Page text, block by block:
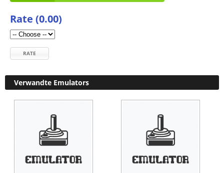
Rate (0.00)
RATE
Verwandte Emulators